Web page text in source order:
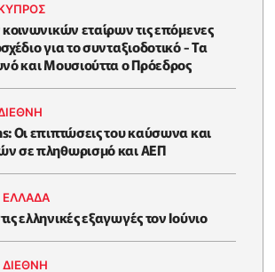
εταίρων τις επόμενες
για το συνταξιοδοτικό - Τα
και Μουσιούττα ο Πρόεδρος
Οι επιπτώσεις του καύσωνα και
σε πληθωρισμό και ΑΕΠ
ΕΛΛΆΔΑ
ελληνικές εξαγωγές τον Ιούνιο
|ΔΙΕΘΝΗ